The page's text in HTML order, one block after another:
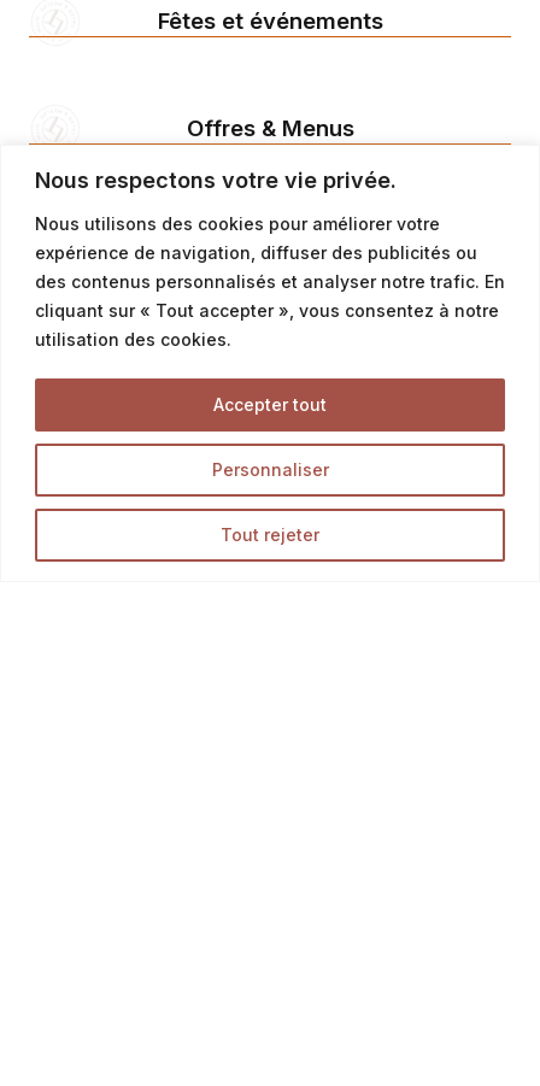
Nous respectons votre vie privée.
Nous utilisons des cookies pour améliorer votre
expérience de navigation, diffuser des publicités ou
des contenus personnalisés et analyser notre trafic. En
cliquant sur « Tout accepter », vous consentez à notre
utilisation des cookies.
Personnaliser
Tout rejeter
Accepter tout
Fêtes et événements
Offres & Menus
Menus snacking
Offres petit déjeuner
Offres du moment & promotion
Tous Nos Produits
Découvrez l’ensemble des produits de notre boutique
en ligne, et délectez-vous des meilleurs pains,
viennoiseries et pâtisseries.
LA BOUTIQUE